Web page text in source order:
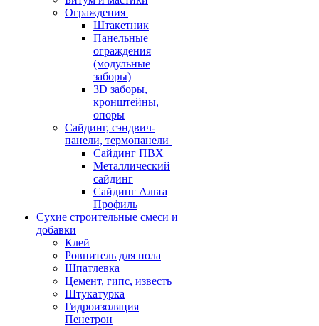
Ограждения
Штакетник
Панельные
ограждения
(модульные
заборы)
3D заборы,
кронштейны,
опоры
Cайдинг, сэндвич-
панели, термопанели
Сайдинг ПВХ
Металлический
сайдинг
Сайдинг Альта
Профиль
Сухие строительные смеси и
добавки
Клей
Ровнитель для пола
Шпатлевка
Цемент, гипс, известь
Штукатурка
Гидроизоляция
Пенетрон